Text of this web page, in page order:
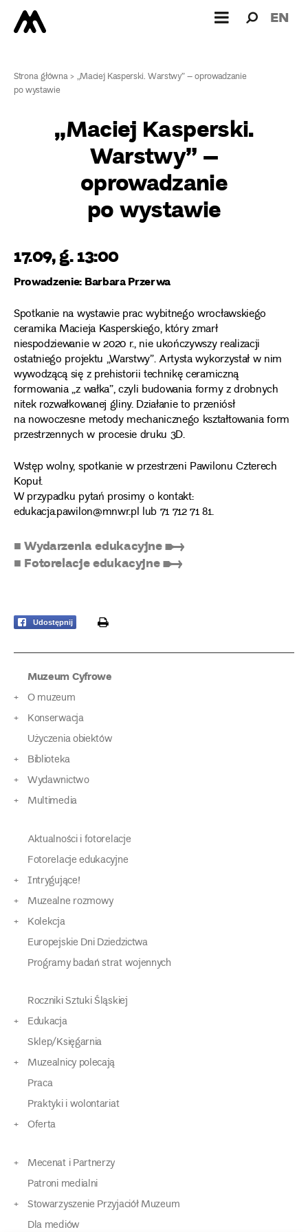
dla: EN
Strona główna>„Maciej Kasperski. Warstwy” – oprowadzanie
po wystawie
„Maciej Kasperski.
Warstwy” –
oprowadzanie
po wystawie
17.09, g. 13:00
Prowadzenie: Barbara Przerwa
Spotkanie na wystawie prac wybitnego wrocławskiego
ceramika Macieja Kasperskiego, który zmarł
niespodziewanie w 2020 r., nie ukończywszy realizacji
ostatniego projektu „Warstwy”. Artysta wykorzystał w nim
wywodzącą się z prehistorii technikę ceramiczną
formowania „z wałka”, czyli budowania formy z drobnych
nitek rozwałkowanej gliny. Działanie to przeniósł
na nowoczesne metody mechanicznego kształtowania form
przestrzennych w procesie druku 3D.
Wstęp wolny, spotkanie w przestrzeni Pawilonu Czterech
Kopuł.
W przypadku pytań prosimy o kontakt:
edukacja.pawilon@mnwr.pl lub 71 712 71 81.
■ Wydarzenia edukacyjne ➸
■ Fotorelacje edukacyjne ➸
Udostępnij print
Muzeum Cyfrowe
O muzeum
Konserwacja
Użyczenia obiektów
Biblioteka
Wydawnictwo
Multimedia
Aktualności i fotorelacje
Fotorelacje edukacyjne
Intrygujące!
Muzealne rozmowy
Kolekcja
Europejskie Dni Dziedzictwa
Programy badań strat wojennych
Roczniki Sztuki Śląskiej
Edukacja
Sklep/Księgarnia
Muzealnicy polecają
Praca
Praktyki i wolontariat
Oferta
Mecenat i Partnerzy
Patroni medialni
Stowarzyszenie Przyjaciół Muzeum
Dla mediów